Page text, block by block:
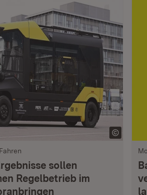
sollen
Regelbetrieb im